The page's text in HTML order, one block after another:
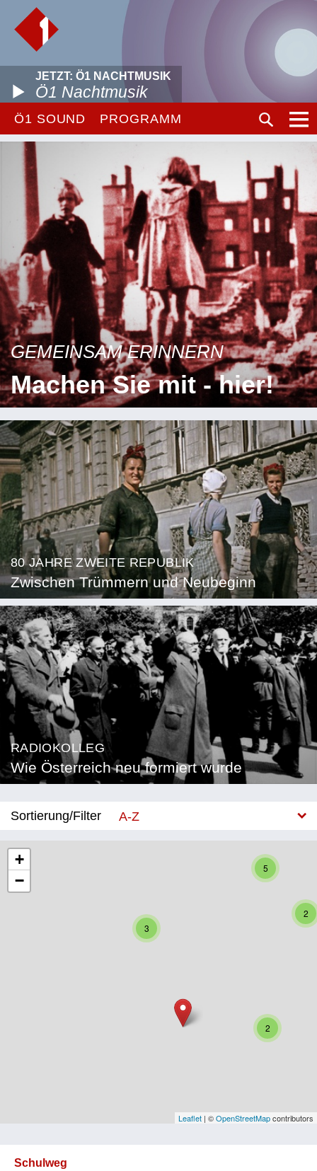
JETZT: Ö1 NACHTMUSIK
Ö1 Nachtmusik
Ö1 SOUND PROGRAMM
GEMEINSAM ERINNERN
Machen Sie mit - hier!
80 JAHRE ZWEITE REPUBLIK
Zwischen Trümmern und Neubeginn
RADIOKOLLEG
Wie Österreich neu formiert wurde
Sortierung/Filter
A-Z
Kärnten
Oberösterreich
Vorarlberg
2
5
2
3
+
−
Leaflet | ©OpenStreetMapcontributors
Schulweg